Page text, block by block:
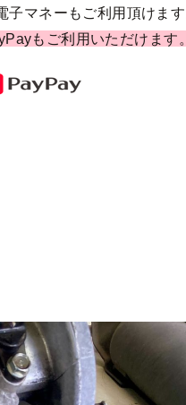
子マネーもご利用頂けま
もご利用いただけます。